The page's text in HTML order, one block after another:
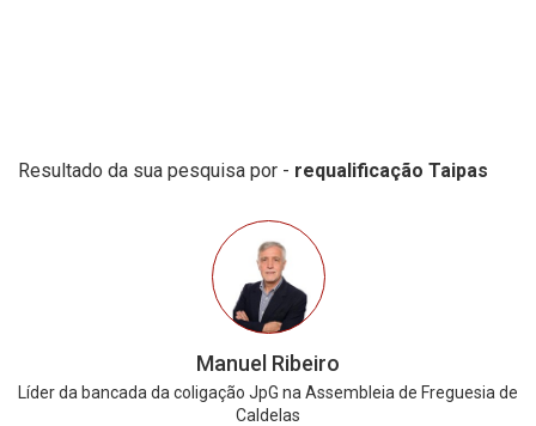
Resultado da sua pesquisa por - requalificação Taipas
Manuel Ribeiro
Líder da bancada da coligação JpG na Assembleia de Freguesia de
Caldelas